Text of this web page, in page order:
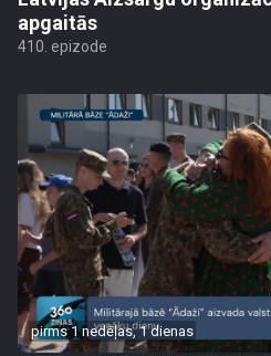
apgaitās
410. epizode
pirms 1 nedēļas, 1 dienas